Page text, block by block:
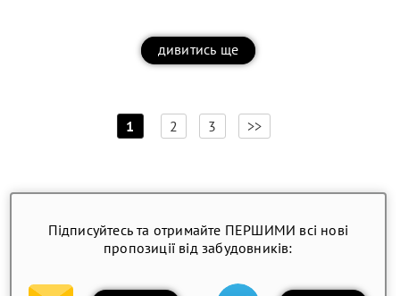
дивитись ще
[
1
]
2 3 >>
Підписуйтесь та отримайте ПЕРШИМИ всі нові
пропозиції від забудовників: